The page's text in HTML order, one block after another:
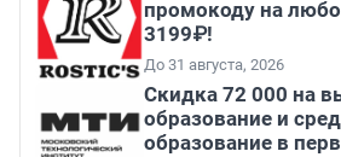
промокоду на
3199₽!
До 31 августа, 2026
Скидка 72 000 на
образование и
образование в